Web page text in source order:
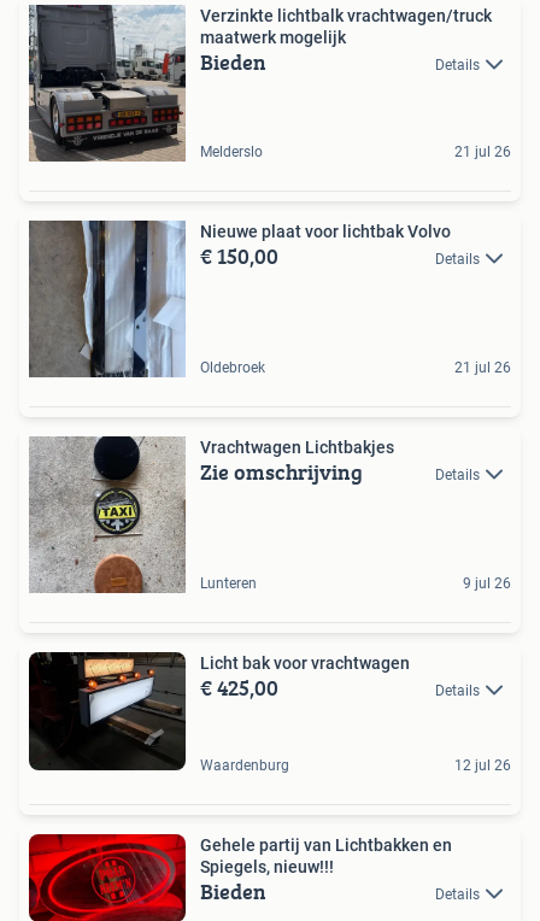
Verzinkte lichtbalk vrachtwagen/truck
maatwerk mogelijk
Bieden Details
Melderslo 21 jul 26
Nieuwe plaat voor lichtbak Volvo
€ 150,00 Details
Oldebroek 21 jul 26
Vrachtwagen Lichtbakjes
Zie omschrijving Details
Lunteren 9 jul 26
Licht bak voor vrachtwagen
€ 425,00 Details
Waardenburg 12 jul 26
Gehele partij van Lichtbakken en
Spiegels, nieuw!!!
Bieden Details